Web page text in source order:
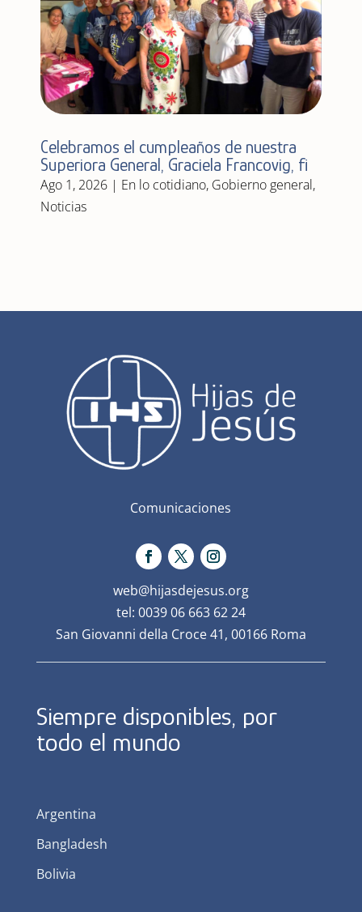
Celebramos el cumpleaños de nuestra
Superiora General, Graciela Francovig, fi
Ago 1, 2026| En lo cotidiano, Gobierno general,
Noticias
Comunicaciones
web@hijasdejesus.org
tel: 0039 06 663 62 24
San Giovanni della Croce 41, 00166 Roma
Siempre disponibles, por
todo el mundo
Argentina
Bangladesh
Bolivia